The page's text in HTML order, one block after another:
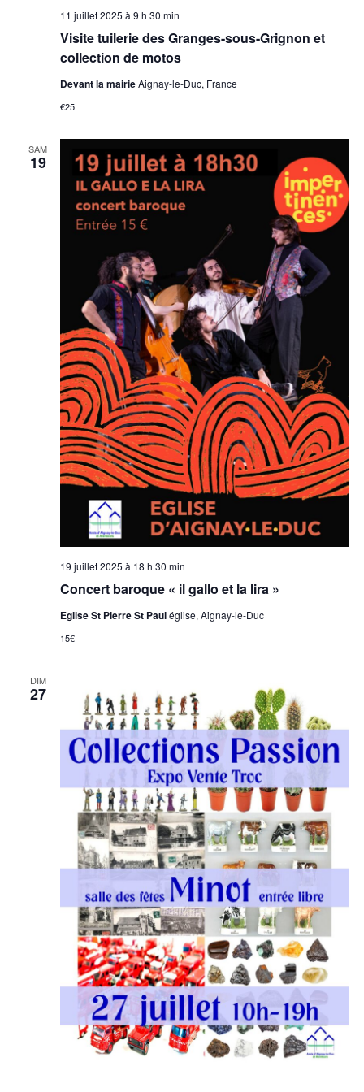
Visite tuilerie des Granges-sous-Grignon et
collection de motos
11 juillet 2025 à 9 h 30 min
Devant la mairieAignay-le-Duc, France
€25
SAM
19
Concert baroque « il gallo et la lira »
19 juillet 2025 à 18 h 30 min
Eglise St Pierre St Pauléglise, Aignay-le-Duc
15€
DIM
27